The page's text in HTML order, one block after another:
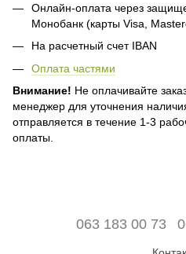
Онлайн-оплата через
Монобанк (карты Visa,
На расчетный счет IBAN
Оплата частями
Внимание! Не оплачивайте
менеджер для уточнения
отправляется в течение 1-3
оплаты.
063 183 00 73